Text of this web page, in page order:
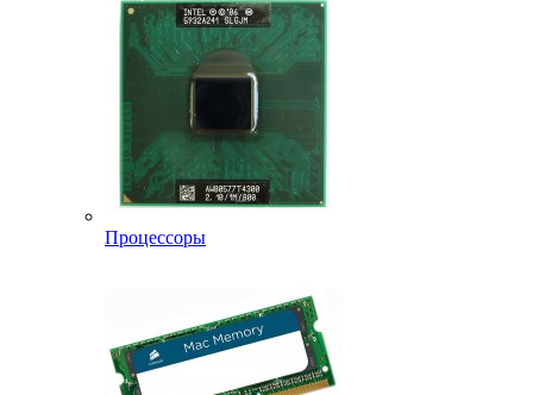
Процессоры